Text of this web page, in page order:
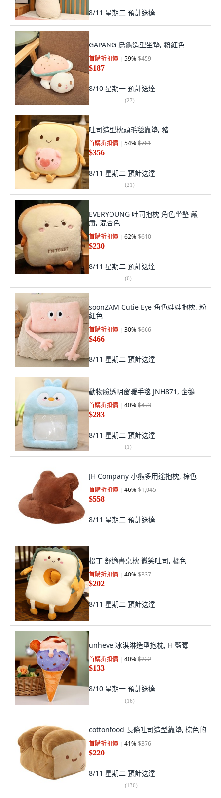
8/11 星期二 預計送達
GAPANG 烏龜造型坐墊, 粉紅色
首購折扣價 59%$459
$187
8/10 星期一 預計送達
(27)
吐司造型枕頭毛毯靠墊, 豬
首購折扣價 54%$781
$356
8/11 星期二 預計送達
(21)
EVERYOUNG 吐司抱枕 角色坐墊 嚴
肅, 混合色
首購折扣價 62%$610
$230
8/11 星期二 預計送達
(6)
soonZAM Cutie Eye 角色娃娃抱枕, 粉
紅色
首購折扣價 30%$666
$466
8/11 星期二 預計送達
動物臉透明窗暖手毯 JNH871, 企鵝
首購折扣價 40%$473
$283
8/11 星期二 預計送達
(1)
JH Company 小熊多用途抱枕, 棕色
首購折扣價 46%$1,045
$558
8/11 星期二 預計送達
松丁 舒適書桌枕 微笑吐司, 橘色
首購折扣價 40%$337
$202
8/11 星期二 預計送達
unheve 冰淇淋造型抱枕, H 藍莓
首購折扣價 40%$222
$133
8/10 星期一 預計送達
(16)
cottonfood 長條吐司造型靠墊, 棕色的
首購折扣價 41%$376
$220
8/11 星期二 預計送達
(136)